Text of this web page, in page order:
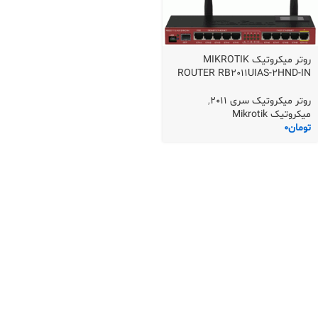
روتر میکروتیک MIKROTIK
ROUTER RB2011UIAS-2HND-IN
روتر میکروتیک سری 2011
,
میکروتیک Mikrotik
تومان0